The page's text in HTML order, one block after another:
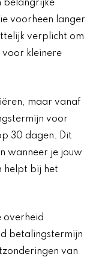
belangrijke
voorheen langer
verplicht om
kleinere
maar vanaf
voor
30 dagen. Dit
wanneer je jouw
helpt bij het
overheid
betalingstermijn
van